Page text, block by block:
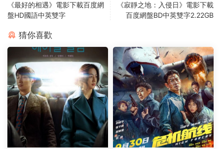
《最好的相遇》電影下載百度網
盤HD國語中英雙字
《寂靜之地：入侵日》電影下載
百度網盤BD中英雙字2.22GB
猜你喜歡